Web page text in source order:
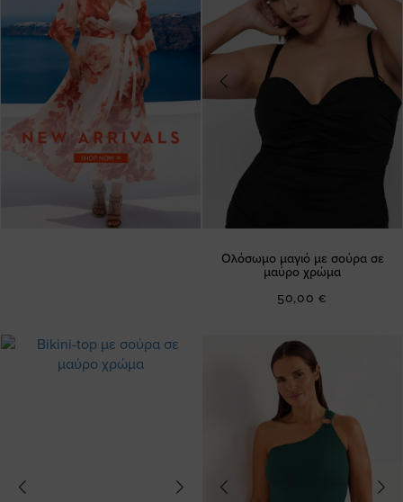
Ολόσωμο μαγιό με σούρα σε
μαύρο χρώμα
50,00 €